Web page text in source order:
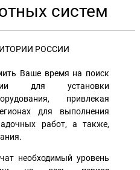
систем
РОССИИ
Ваше время на поиск
для установки
привлекая
для выполнения
работ, а также,
необходимый уровень